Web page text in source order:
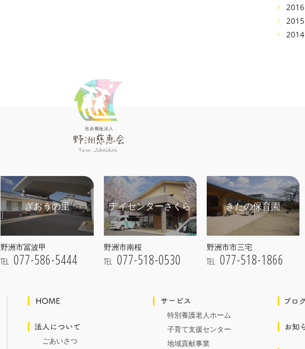
2016
2015
2014
ぎおうの里
野洲市冨波甲
TEL 077-586-5444
デイセンターさくら
野洲市南桜
TEL 077-518-0530
きたの保育園
野洲市市三宅
TEL 077-518-1866
ごあいさつ
特別養護老人ホーム
子育て支援センター
地域貢献事業